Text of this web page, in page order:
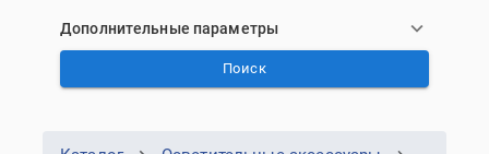
Дополнительные параметры
Поиск